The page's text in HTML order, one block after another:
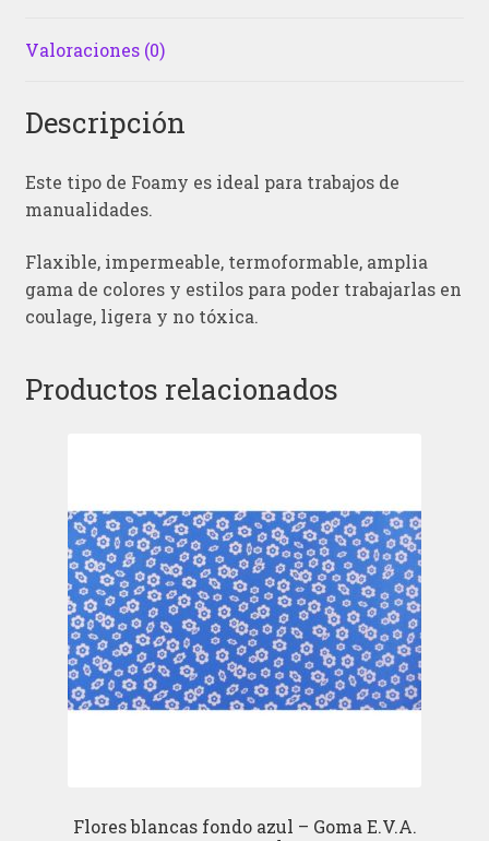
Valoraciones (0)
Descripción
Este tipo de Foamy es ideal para trabajos de
manualidades.
Flaxible, impermeable, termoformable, amplia
gama de colores y estilos para poder trabajarlas en
coulage, ligera y no tóxica.
Productos relacionados
Flores blancas fondo azul – Goma E.V.A.